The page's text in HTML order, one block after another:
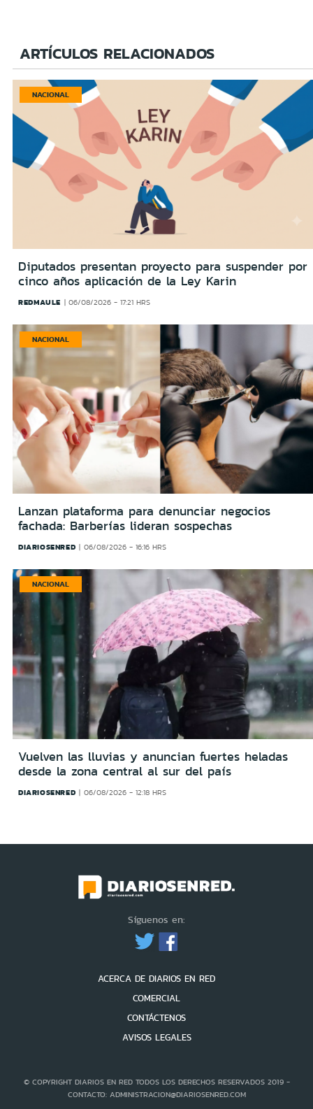
ARTÍCULOS RELACIONADOS
NACIONAL
Diputados presentan proyecto para suspender por
cinco años aplicación de la Ley Karin
REDMAULE 06/08/2026 - 17:21 HRS
NACIONAL
Lanzan plataforma para denunciar negocios
fachada: Barberías lideran sospechas
DIARIOSENRED 06/08/2026 - 16:16 HRS
NACIONAL
Vuelven las lluvias y anuncian fuertes heladas
desde la zona central al sur del país
DIARIOSENRED 06/08/2026 - 12:18 HRS
Síguenos en:
ACERCA DE DIARIOS EN RED
COMERCIAL
CONTÁCTENOS
AVISOS LEGALES
© COPYRIGHT DIARIOS EN RED TODOS LOS DERECHOS RESERVADOS 2019 -
CONTACTO: ADMINISTRACION@DIARIOSENRED.COM